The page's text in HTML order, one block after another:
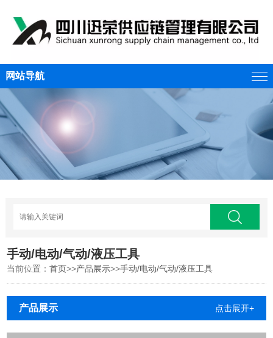
网站导航
手动/电动/气动/液压工具
当前位置：首页>>产品展示>>手动/电动/气动/液压工具
产品展示 点击展开+